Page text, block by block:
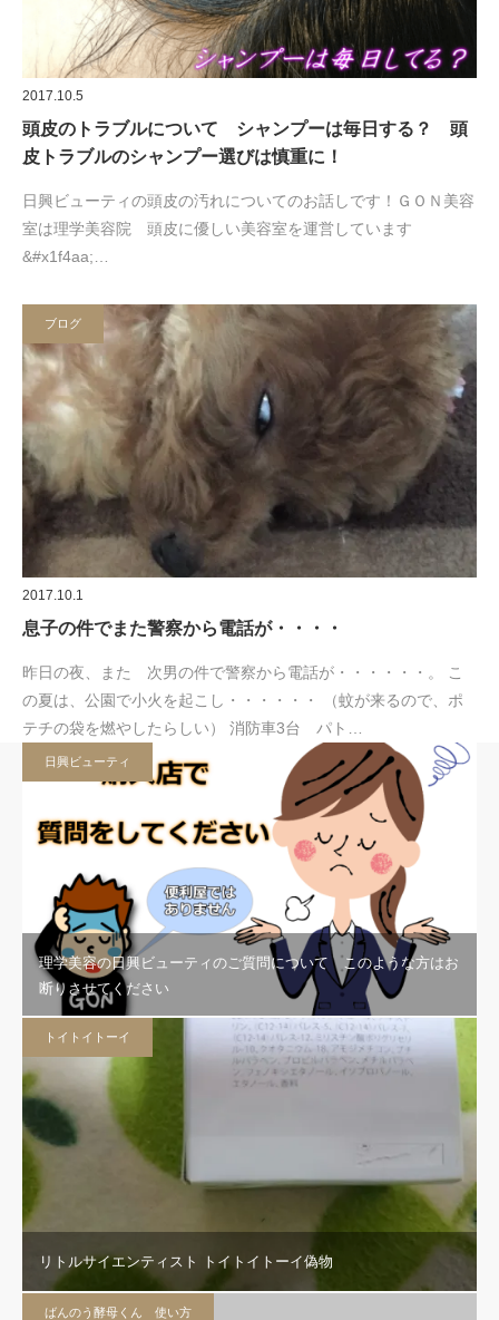
2017.10.5
頭皮のトラブルについて シャンプーは毎日する？ 頭
皮トラブルのシャンプー選びは慎重に！
日興ビューティの頭皮の汚れについてのお話しです！ＧＯＮ美容
室は理学美容院 頭皮に優しい美容室を運営しています
&#x1f4aa;…
ブログ
2017.10.1
息子の件でまた警察から電話が・・・・
昨日の夜、また 次男の件で警察から電話が・・・・・・。 こ
の夏は、公園で小火を起こし・・・・・・ （蚊が来るので、ポ
テチの袋を燃やしたらしい） 消防車3台 パト…
日興ビューティ
理学美容の日興ビューティのご質問について このような方はお
断りさせてください
トイトイトーイ
リトルサイエンティスト トイトイトーイ偽物
ばんのう酵母くん 使い方